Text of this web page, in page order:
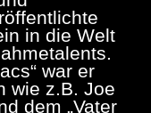
in die Welt
war er
wie z.B. Joe
dem „Vater